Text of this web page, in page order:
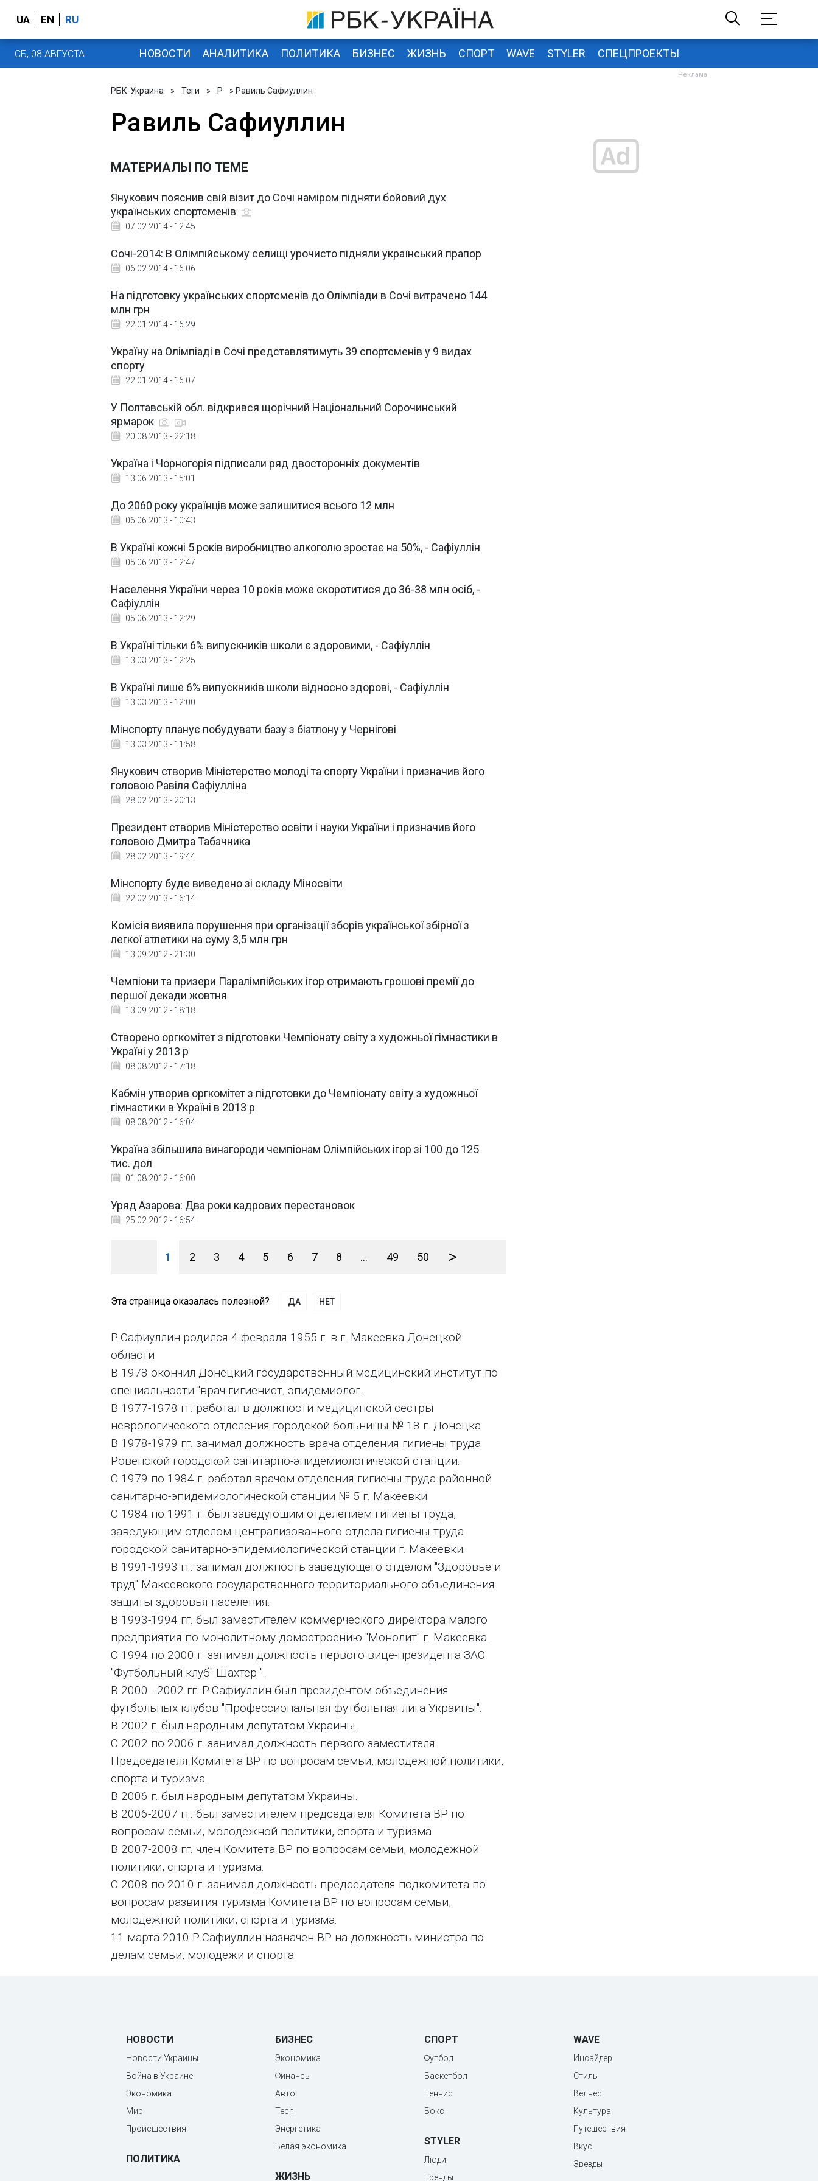
UA EN RU
СБ, 08 АВГУСТА НОВОСТИ АНАЛИТИКА ПОЛИТИКА БИЗНЕС ЖИЗНЬ СПОРТ WAVE STYLER СПЕЦПРОЕКТЫ
РБК-Украина » Теги » Р » Равиль Сафиуллин
Равиль Сафиуллин
МАТЕРИАЛЫ ПО ТЕМЕ
Янукович пояснив свій візит до Сочі наміром підняти бойовий дух
українських спортсменів
07.02.2014 - 12:45
Сочі-2014: В Олімпійському селищі урочисто підняли український прапор
06.02.2014 - 16:06
На підготовку українських спортсменів до Олімпіади в Сочі витрачено 144
млн грн
22.01.2014 - 16:29
Україну на Олімпіаді в Сочі представлятимуть 39 спортсменів у 9 видах
спорту
22.01.2014 - 16:07
У Полтавській обл. відкрився щорічний Національний Сорочинський
ярмарок
20.08.2013 - 22:18
Україна і Чорногорія підписали ряд двосторонніх документів
13.06.2013 - 15:01
До 2060 року українців може залишитися всього 12 млн
06.06.2013 - 10:43
В Україні кожні 5 років виробництво алкоголю зростає на 50%, - Сафіуллін
05.06.2013 - 12:47
Населення України через 10 років може скоротитися до 36-38 млн осіб, -
Сафіуллін
05.06.2013 - 12:29
В Україні тільки 6% випускників школи є здоровими, - Сафіуллін
13.03.2013 - 12:25
В Україні лише 6% випускників школи відносно здорові, - Сафіуллін
13.03.2013 - 12:00
Мінспорту планує побудувати базу з біатлону у Чернігові
13.03.2013 - 11:58
Янукович створив Міністерство молоді та спорту України і призначив його
головою Равіля Сафіулліна
28.02.2013 - 20:13
Президент створив Міністерство освіти і науки України і призначив його
головою Дмитра Табачника
28.02.2013 - 19:44
Мінспорту буде виведено зі складу Міносвіти
22.02.2013 - 16:14
Комісія виявила порушення при організації зборів української збірної з
легкої атлетики на суму 3,5 млн грн
13.09.2012 - 21:30
Чемпіони та призери Паралімпійських ігор отримають грошові премії до
першої декади жовтня
13.09.2012 - 18:18
Створено оргкомітет з підготовки Чемпіонату світу з художньої гімнастики в
Україні у 2013 р
08.08.2012 - 17:18
Кабмін утворив оргкомітет з підготовки до Чемпіонату світу з художньої
гімнастики в Україні в 2013 р
08.08.2012 - 16:04
Україна збільшила винагороди чемпіонам Олімпійських ігор зі 100 до 125
тис. дол
01.08.2012 - 16:00
Уряд Азарова: Два роки кадрових перестановок
25.02.2012 - 16:54
1 2 3 4 5 6 7 8 ... 49 50 >
Эта страница оказалась полезной? ДА НЕТ
Р.Сафиуллин родился 4 февраля 1955 г. в г. Макеевка Донецкой
области
В 1978 окончил Донецкий государственный медицинский институт по
специальности "врач-гигиенист, эпидемиолог.
В 1977-1978 гг. работал в должности медицинской сестры
неврологического отделения городской больницы № 18 г. Донецка.
В 1978-1979 гг. занимал должность врача отделения гигиены труда
Ровенской городской санитарно-эпидемиологической станции.
С 1979 по 1984 г. работал врачом отделения гигиены труда районной
санитарно-эпидемиологической станции № 5 г. Макеевки.
С 1984 по 1991 г. был заведующим отделением гигиены труда,
заведующим отделом централизованного отдела гигиены труда
городской санитарно-эпидемиологической станции г. Макеевки.
В 1991-1993 гг. занимал должность заведующего отделом "Здоровье и
труд" Макеевского государственного территориального объединения
защиты здоровья населения.
В 1993-1994 гг. был заместителем коммерческого директора малого
предприятия по монолитному домостроению "Монолит" г. Макеевка.
С 1994 по 2000 г. занимал должность первого вице-президента ЗАО
"Футбольный клуб" Шахтер ".
В 2000 - 2002 гг. Р.Сафиуллин был президентом объединения
футбольных клубов "Профессиональная футбольная лига Украины".
В 2002 г. был народным депутатом Украины.
С 2002 по 2006 г. занимал должность первого заместителя
Председателя Комитета ВР по вопросам семьи, молодежной политики,
спорта и туризма.
В 2006 г. был народным депутатом Украины.
В 2006-2007 гг. был заместителем председателя Комитета ВР по
вопросам семьи, молодежной политики, спорта и туризма.
В 2007-2008 гг. член Комитета ВР по вопросам семьи, молодежной
политики, спорта и туризма.
С 2008 по 2010 г. занимал должность председателя подкомитета по
вопросам развития туризма Комитета ВР по вопросам семьи,
молодежной политики, спорта и туризма.
11 марта 2010 Р.Сафиуллин назначен ВР на должность министра по
делам семьи, молодежи и спорта.
НОВОСТИ
Новости Украины
Война в Украине
Экономика
Мир
Происшествия
ПОЛИТИКА
БИЗНЕС
Экономика
Финансы
Авто
Tech
Энергетика
Белая экономика
ЖИЗНЬ
СПОРТ
Футбол
Баскетбол
Теннис
Бокс
STYLER
Люди
Тренды
WAVE
Инсайдер
Стиль
Велнес
Культура
Путешествия
Вкус
Звезды